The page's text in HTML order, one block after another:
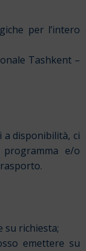
per l’intero
Tashkent –
disponibilità, ci
e/o
su richiesta;
emettere su